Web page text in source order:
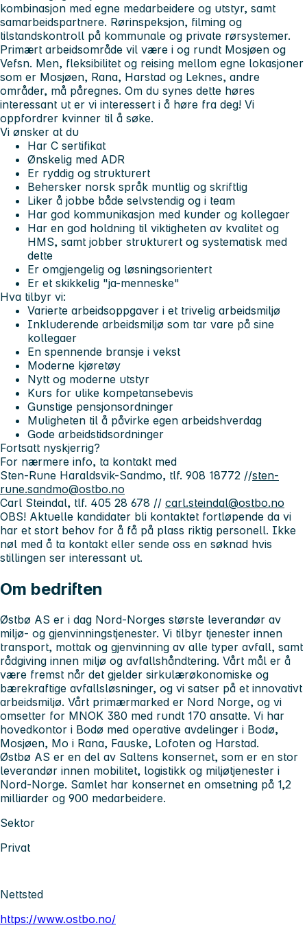
kombinasjon med egne medarbeidere og utstyr, samt
samarbeidspartnere. Rørinspeksjon, filming og
tilstandskontroll på kommunale og private rørsystemer.
Primært arbeidsområde vil være i og rundt Mosjøen og
Vefsn. Men, fleksibilitet og reising mellom egne lokasjoner
som er Mosjøen, Rana, Harstad og Leknes, andre
områder, må påregnes. Om du synes dette høres
interessant ut er vi interessert i å høre fra deg! Vi
oppfordrer kvinner til å søke.
Vi ønsker at du
Har C sertifikat
Ønskelig med ADR
Er ryddig og strukturert
Behersker norsk språk muntlig og skriftlig
Liker å jobbe både selvstendig og i team
Har god kommunikasjon med kunder og kollegaer
Har en god holdning til viktigheten av kvalitet og
HMS, samt jobber strukturert og systematisk med
dette
Er omgjengelig og løsningsorientert
Er et skikkelig "ja-menneske"
Hva tilbyr vi:
Varierte arbeidsoppgaver i et trivelig arbeidsmiljø
Inkluderende arbeidsmiljø som tar vare på sine
kollegaer
En spennende bransje i vekst
Moderne kjøretøy
Nytt og moderne utstyr
Kurs for ulike kompetansebevis
Gunstige pensjonsordninger
Muligheten til å påvirke egen arbeidshverdag
Gode arbeidstidsordninger
Fortsatt nyskjerrig?
For nærmere info, ta kontakt med
Sten-Rune Haraldsvik-Sandmo, tlf. 908 18772 //sten-
rune.sandmo@ostbo.no
Carl Steindal, tlf. 405 28 678 // carl.steindal@ostbo.no
OBS! Aktuelle kandidater bli kontaktet fortløpende da vi
har et stort behov for å få på plass riktig personell. Ikke
nøl med å ta kontakt eller sende oss en søknad hvis
stillingen ser interessant ut.
Om bedriften
Østbø AS er i dag Nord-Norges største leverandør av
miljø- og gjenvinningstjenester. Vi tilbyr tjenester innen
transport, mottak og gjenvinning av alle typer avfall, samt
rådgiving innen miljø og avfallshåndtering. Vårt mål er å
være fremst når det gjelder sirkulærøkonomiske og
bærekraftige avfallsløsninger, og vi satser på et innovativt
arbeidsmiljø. Vårt primærmarked er Nord Norge, og vi
omsetter for MNOK 380 med rundt 170 ansatte. Vi har
hovedkontor i Bodø med operative avdelinger i Bodø,
Mosjøen, Mo i Rana, Fauske, Lofoten og Harstad.
Østbø AS er en del av Saltens konsernet, som er en stor
leverandør innen mobilitet, logistikk og miljøtjenester i
Nord-Norge. Samlet har konsernet en omsetning på 1,2
milliarder og 900 medarbeidere.
Sektor
Privat
Nettsted
https://www.ostbo.no/